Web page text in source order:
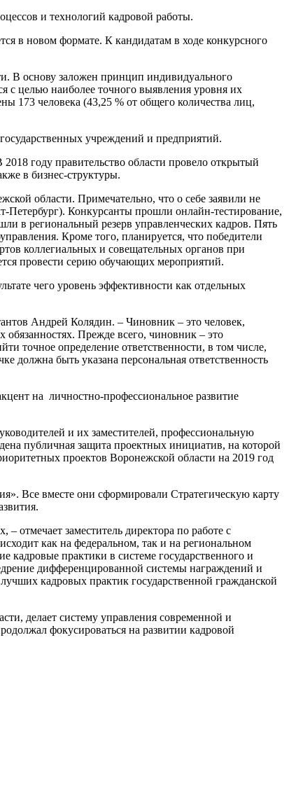
и технологий кадровой работы.
в новом формате. К кандидатам в ходе конкурсного
В основу заложен принцип индивидуального
с целью наиболее точного выявления уровня их
173 человека (43,25 % от общего количества лиц,
учреждений и предприятий.
году правительство области провело открытый
в бизнес-структуры.
области. Примечательно, что о себе заявили не
Петербург). Конкурсанты прошли онлайн-тестирование,
в региональный резерв управленческих кадров. Пять
Кроме того, планируется, что победители
коллегиальных и совещательных органов при
провести серию обучающих мероприятий.
чего уровень эффективности как отдельных
Андрей Колядин. – Чиновник – это человек,
Прежде всего, чиновник – это
точное определение ответственности, в том числе,
должна быть указана персональная ответственность
на личностно-профессиональное развитие
и их заместителей, профессиональную
публичная защита проектных инициатив, на которой
проектов Воронежской области на 2019 год
Все вместе они сформировали Стратегическую карту
отмечает заместитель директора по работе с
как на федеральном, так и на региональном
кадровые практики в системе государственного и
дифференцированной системы награждений и
кадровых практик государственной гражданской
делает систему управления современной и
фокусироваться на развитии кадровой